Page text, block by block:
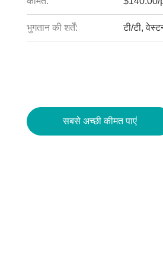
भुगतान की शर्तें: टी/टी,
सबसे अच्छी कीमत पाएं